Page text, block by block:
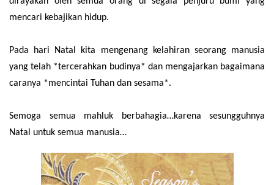
mencari kebajikan hidup.
Pada hari Natal kita mengenang kelahiran seorang manusia
yang telah *tercerahkan budinya* dan mengajarkan bagaimana
caranya *mencintai Tuhan dan sesama*.
Semoga semua mahluk berbahagia…karena sesungguhnya
Natal untuk semua manusia…